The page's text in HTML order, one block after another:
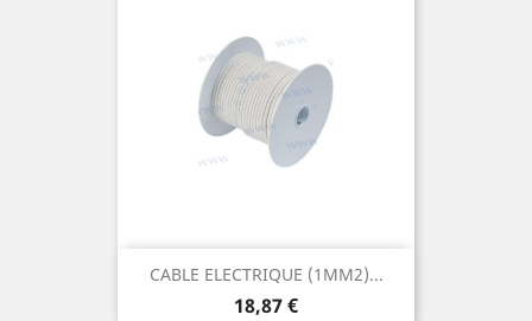
CABLE ELECTRIQUE (1MM2)...
Prix
18,87 €